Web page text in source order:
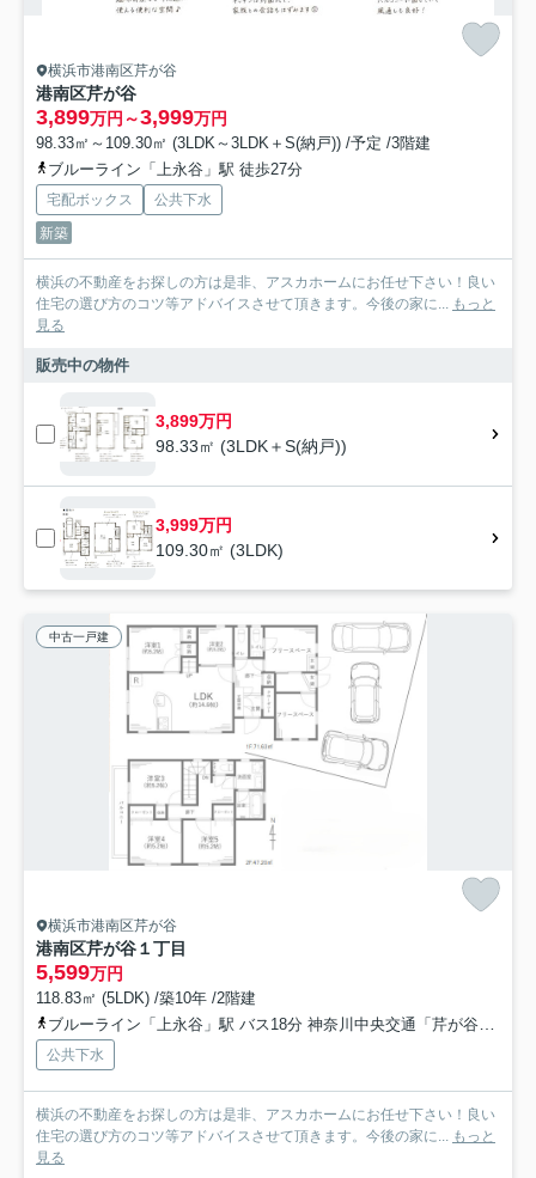
横浜市港南区芹が谷
港南区芹が谷
3,899万円～3,999万円
98.33㎡～109.30㎡ (3LDK～3LDK＋S(納戸)) /予定 /3階建
ブルーライン「上永谷」駅 徒歩27分
宅配ボックス
公共下水
新築
横浜の不動産をお探しの方は是非、アスカホームにお任せ下さい！良い
住宅の選び方のコツ等アドバイスさせて頂きます。今後の家に... もっと
見る
販売中の物件
3,899万円
98.33㎡ (3LDK＋S(納戸))
3,999万円
109.30㎡ (3LDK)
中古一戸建
横浜市港南区芹が谷
港南区芹が谷１丁目
5,599万円
118.83㎡ (5LDK) /築10年 /2階建
ブルーライン「上永谷」駅 バス18分 神奈川中央交通「芹が谷」 停歩3分
公共下水
横浜の不動産をお探しの方は是非、アスカホームにお任せ下さい！良い
住宅の選び方のコツ等アドバイスさせて頂きます。今後の家に... もっと
見る